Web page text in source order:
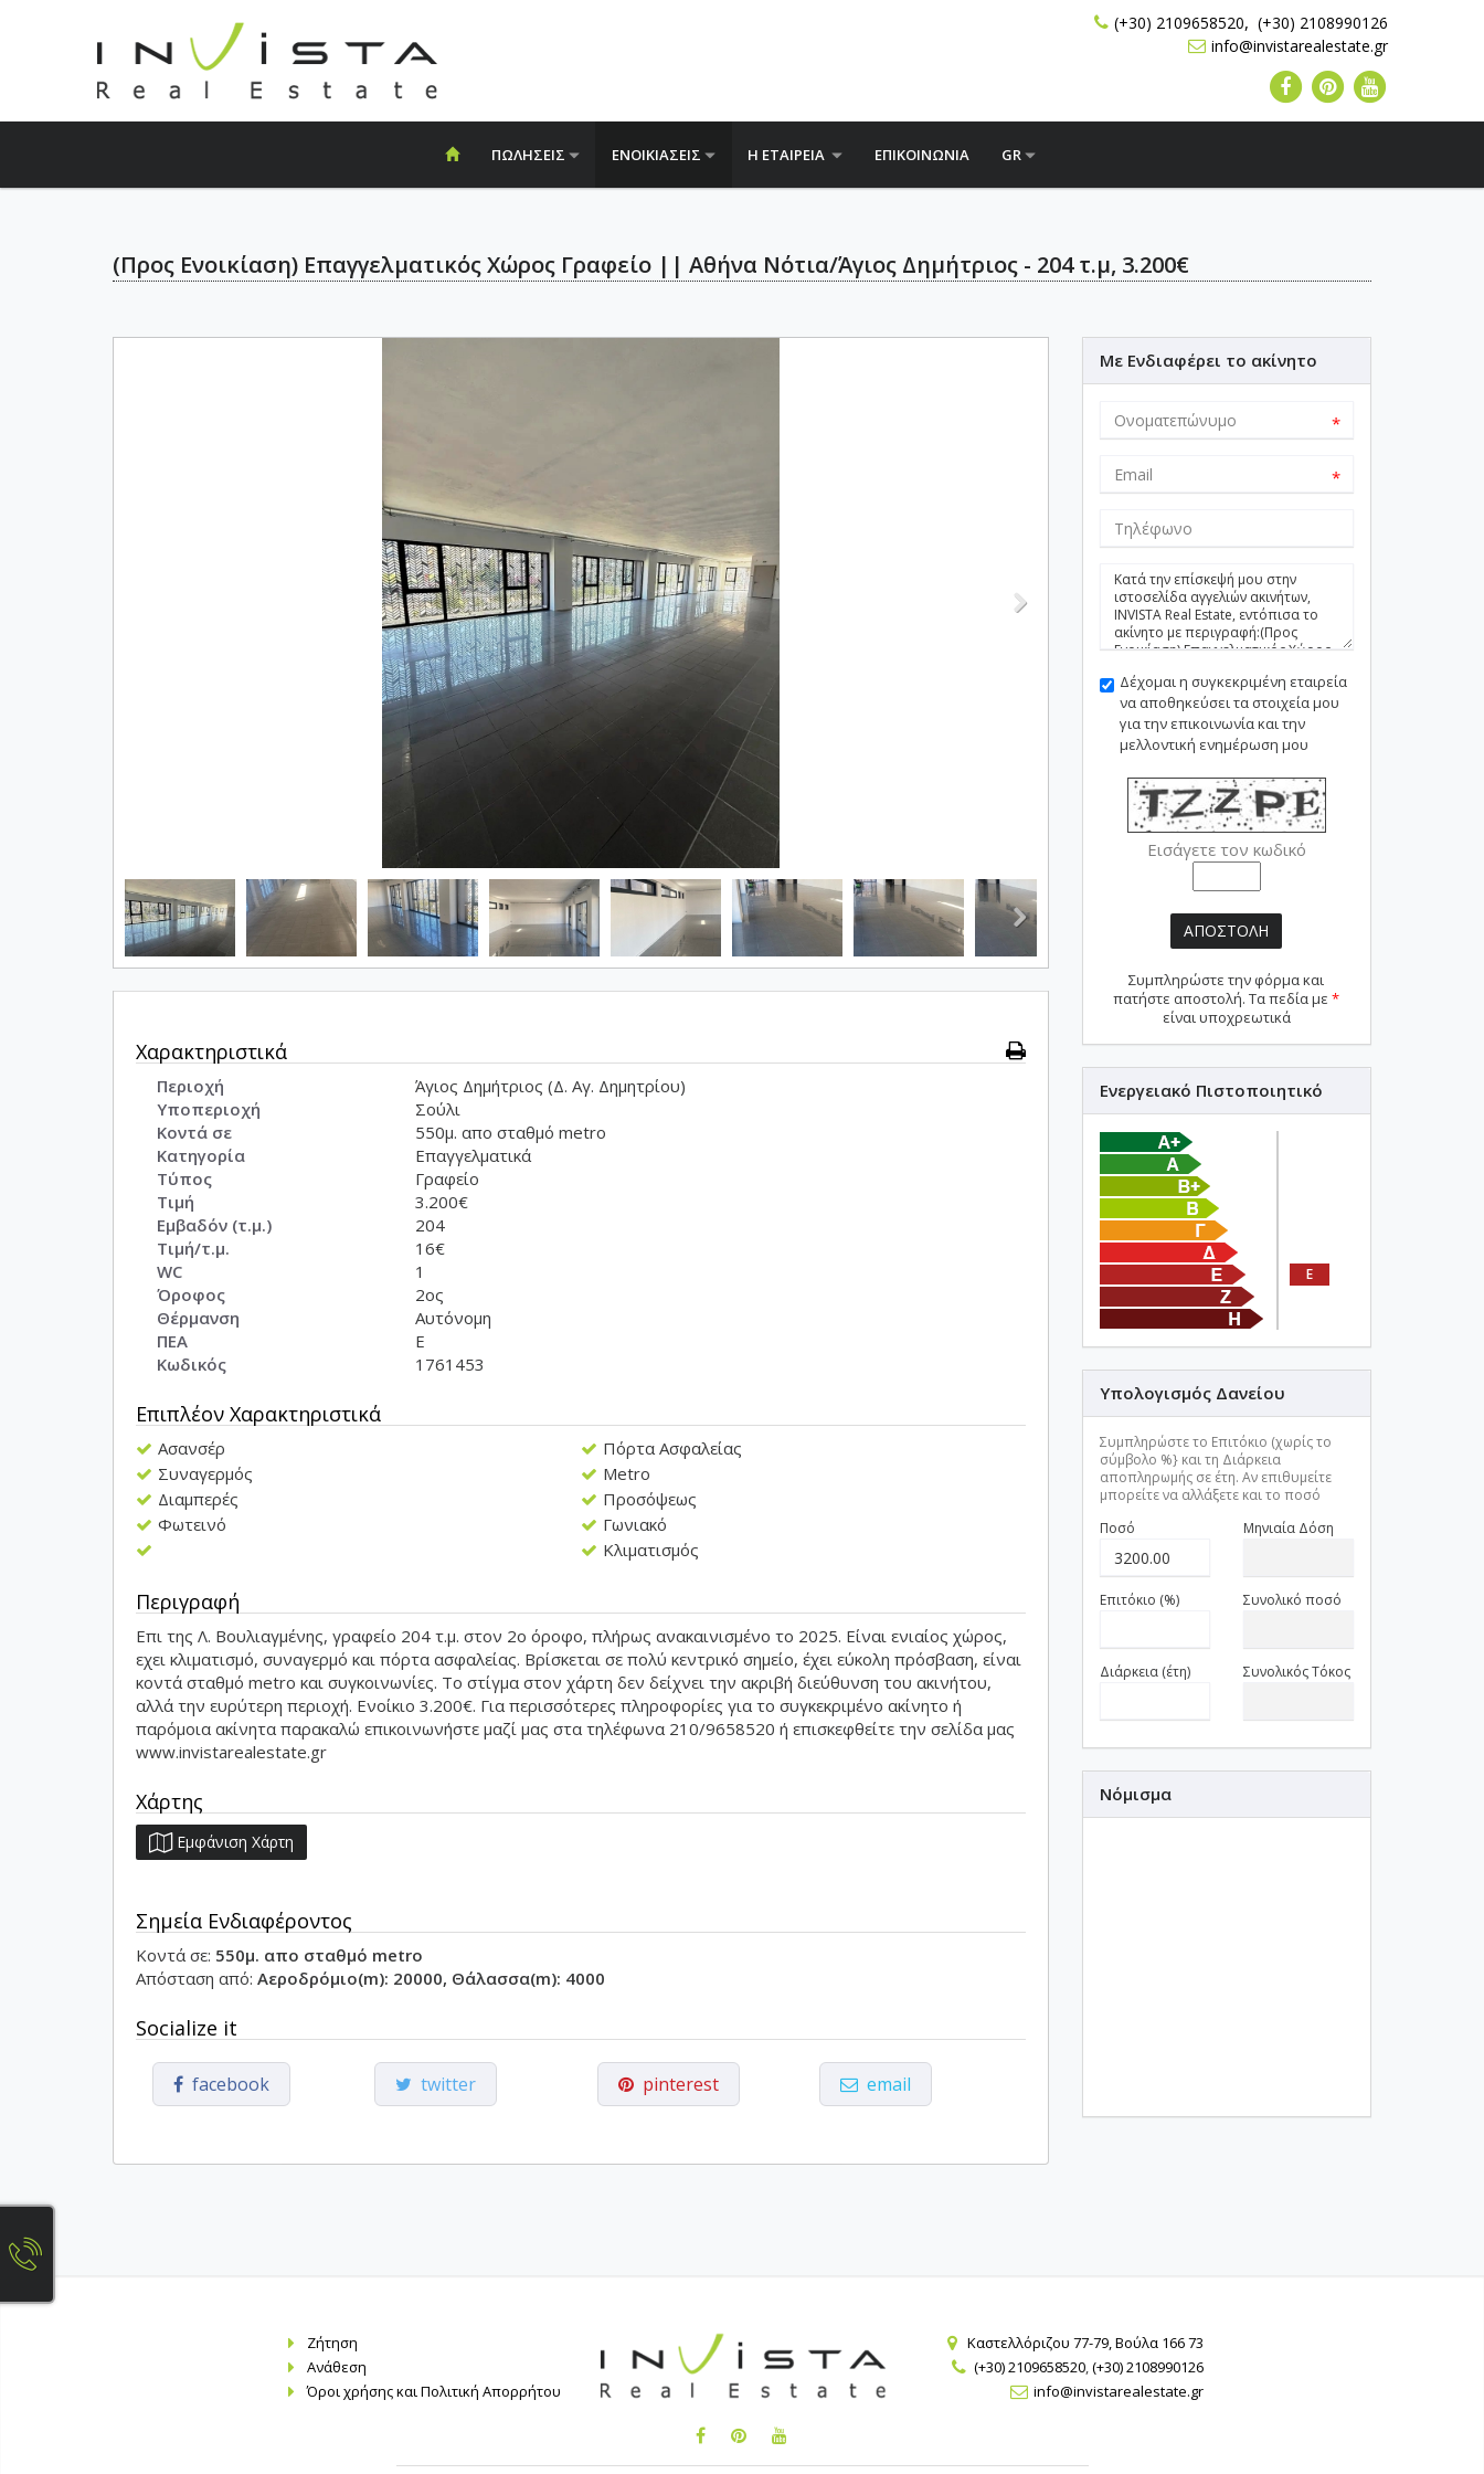
(+30) 2109658520, (+30) 2108990126
info@invistarealestate.gr
ΠΩΛΗΣΕΙΣ ΕΝΟΙΚΙΑΣΕΙΣ Η ΕΤΑΙΡΕΙΑ ΕΠΙΚΟΙΝΩΝΙΑ GR
(Προς Ενοικίαση) Επαγγελματικός Χώρος Γραφείο || Αθήνα Νότια/Άγιος Δημήτριος - 204 τ.μ, 3.200€
Χαρακτηριστικά
Περιοχή
Άγιος Δημήτριος (Δ. Αγ. Δημητρίου)
Υποπεριοχή
Σούλι
Κοντά σε
550μ. απο σταθμό metro
Κατηγορία
Επαγγελματικά
Τύπος
Γραφείο
Τιμή
3.200€
Εμβαδόν (τ.μ.)
204
Τιμή/τ.μ.
16€
WC
1
Όροφος
2ος
Θέρμανση
Αυτόνομη
ΠΕΑ
E
Κωδικός
1761453
Επιπλέον Χαρακτηριστικά
Ασανσέρ
Πόρτα Ασφαλείας
Συναγερμός
Metro
Διαμπερές
Προσόψεως
Φωτεινό
Γωνιακό
Κλιματισμός
Περιγραφή
Επι της Λ. Βουλιαγμένης, γραφείο 204 τ.μ. στον 2ο όροφο, πλήρως ανακαινισμένο το 2025. Είναι ενιαίος χώρος,
εχει κλιματισμό, συναγερμό και πόρτα ασφαλείας. Βρίσκεται σε πολύ κεντρικό σημείο, έχει εύκολη πρόσβαση, είναι
κοντά σταθμό metro και συγκοινωνίες. Το στίγμα στον χάρτη δεν δείχνει την ακριβή διεύθυνση του ακινήτου,
αλλά την ευρύτερη περιοχή. Ενοίκιο 3.200€. Για περισσότερες πληροφορίες για το συγκεκριμένο ακίνητο ή
παρόμοια ακίνητα παρακαλώ επικοινωνήστε μαζί μας στα τηλέφωνα 210/9658520 ή επισκεφθείτε την σελίδα μας
www.invistarealestate.gr
Χάρτης
Εμφάνιση Χάρτη
Σημεία Ενδιαφέροντος
Κοντά σε: 550μ. απο σταθμό metro
Απόσταση από: Αεροδρόμιο(m): 20000, Θάλασσα(m): 4000
Socialize it
facebook twitter pinterest email
Με Ενδιαφέρει το ακίνητο
*
*
Δέχομαι η συγκεκριμένη εταιρεία
να αποθηκεύσει τα στοιχεία μου
για την επικοινωνία και την
μελλοντική ενημέρωση μου
Εισάγετε τον κωδικό
ΑΠΟΣΤΟΛΗ
Συμπληρώστε την φόρμα και
πατήστε αποστολή. Τα πεδία με*
είναι υποχρεωτικά
Ενεργειακό Πιστοποιητικό
E
Υπολογισμός Δανείου
Συμπληρώστε το Επιτόκιο (χωρίς το
σύμβολο %} και τη Διάρκεια
αποπληρωμής σε έτη. Αν επιθυμείτε
μπορείτε να αλλάξετε και το ποσό
Ποσό
Επιτόκιο (%)
Διάρκεια (έτη)
Μηνιαία Δόση
Συνολικό ποσό
Συνολικός Τόκος
Νόμισμα
Ζήτηση
Ανάθεση
Όροι χρήσης και Πολιτική Απορρήτου
Καστελλόριζου 77-79, Βούλα 166 73
(+30) 2109658520,(+30) 2108990126
info@invistarealestate.gr